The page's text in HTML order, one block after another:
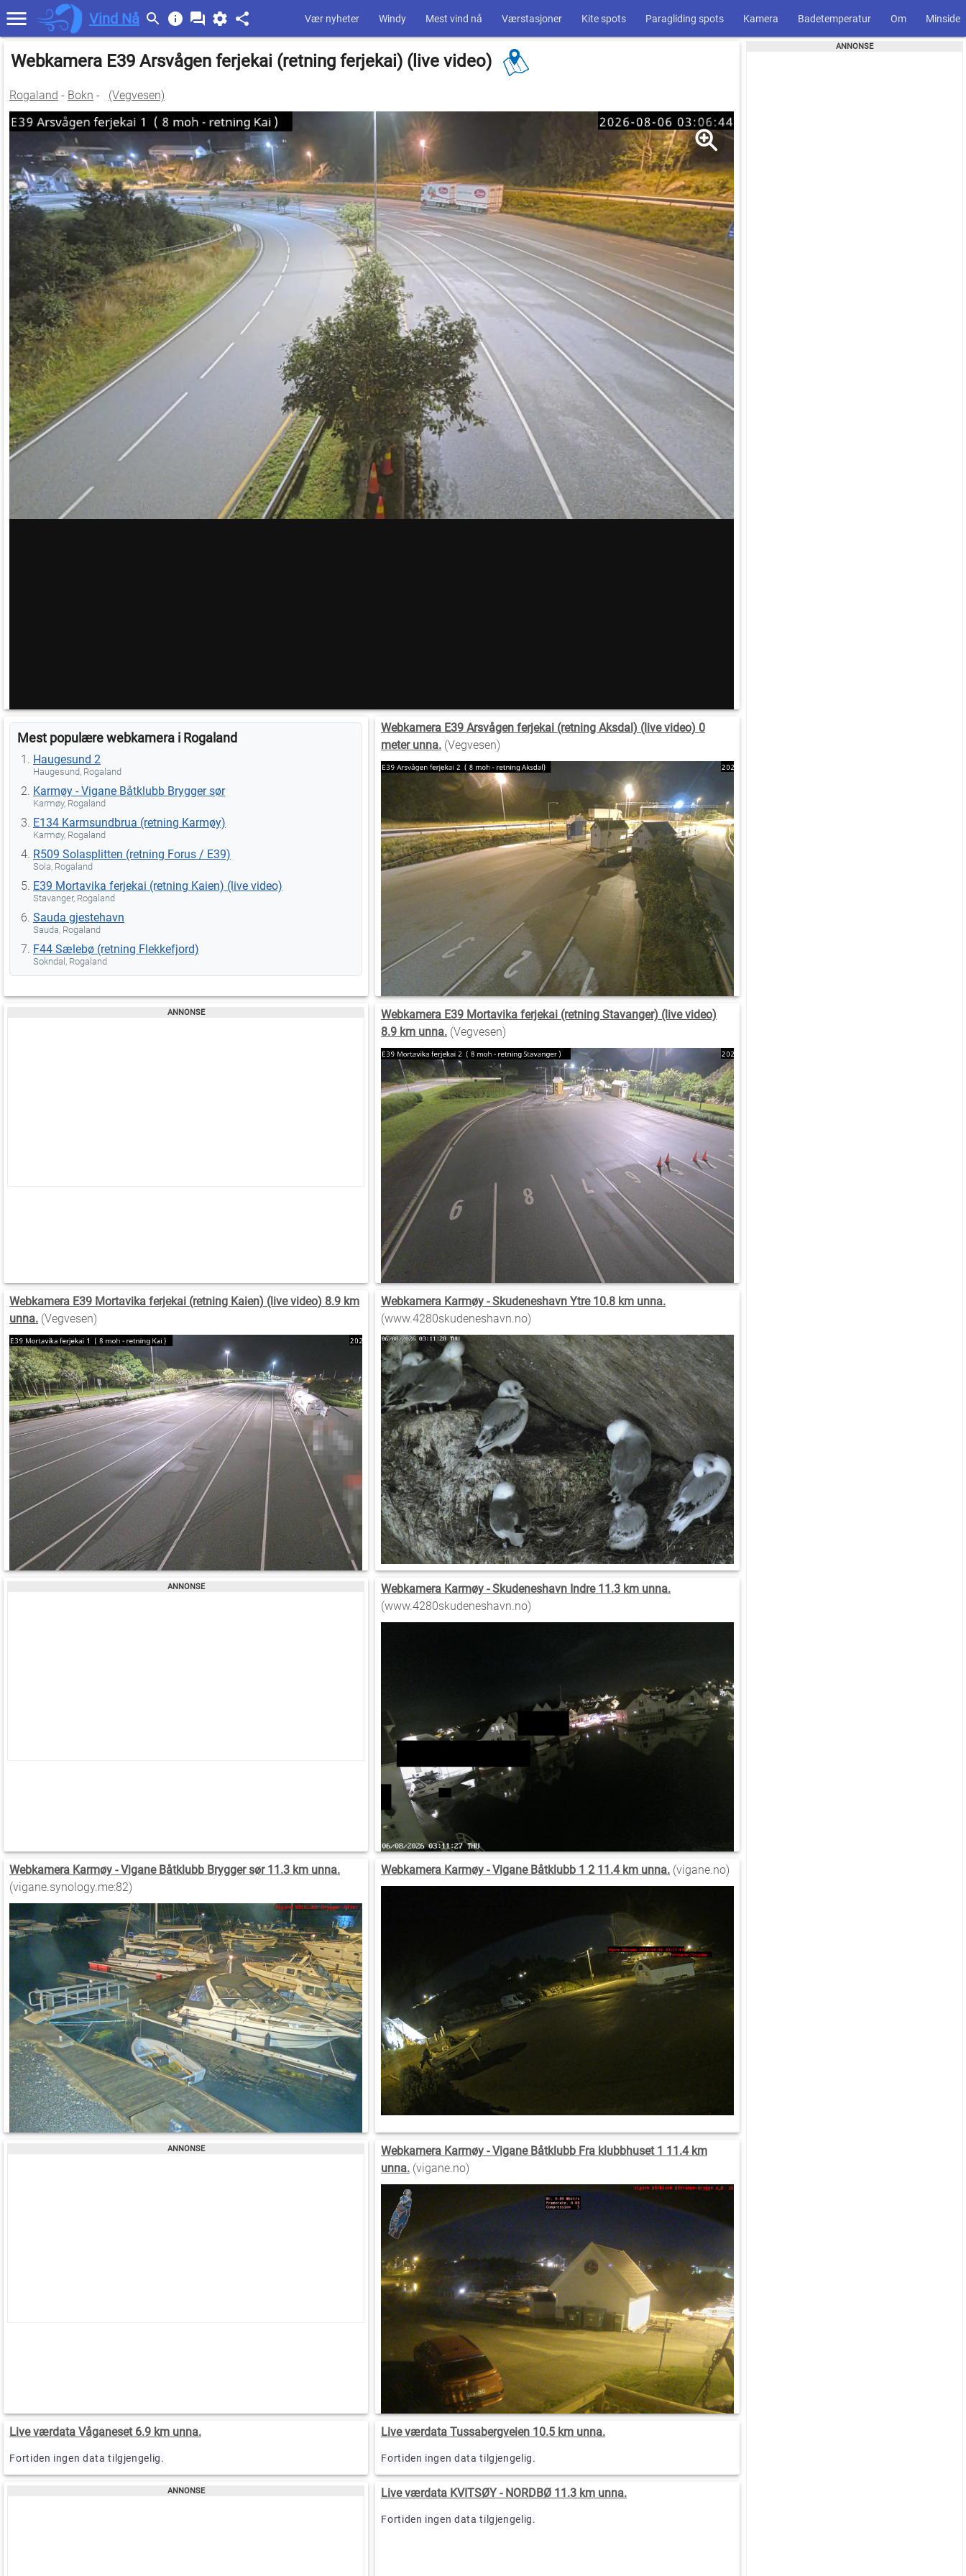
Vind Nå Vær nyheter Windy Mest vind nå Værstasjoner Kite spots Paragliding spots Kamera Badetemperatur Om Minside
Webkamera E39 Arsvågen ferjekai (retning ferjekai) (live video)
Rogaland - Bokn - (Vegvesen)
Mest populære webkamera i Rogaland
Haugesund 2
Haugesund, Rogaland
Karmøy - Vigane Båtklubb Brygger sør
Karmøy, Rogaland
E134 Karmsundbrua (retning Karmøy)
Karmøy, Rogaland
R509 Solasplitten (retning Forus / E39)
Sola, Rogaland
E39 Mortavika ferjekai (retning Kaien) (live video)
Stavanger, Rogaland
Sauda gjestehavn
Sauda, Rogaland
F44 Sælebø (retning Flekkefjord)
Sokndal, Rogaland
Webkamera E39 Arsvågen ferjekai (retning Aksdal) (live video) 0
meter unna. (Vegvesen)
Webkamera E39 Mortavika ferjekai (retning Stavanger) (live video)
8.9 km unna. (Vegvesen)
Webkamera E39 Mortavika ferjekai (retning Kaien) (live video) 8.9 km
unna. (Vegvesen)
Webkamera Karmøy - Skudeneshavn Ytre 10.8 km unna.
(www.4280skudeneshavn.no)
Webkamera Karmøy - Skudeneshavn Indre 11.3 km unna.
(www.4280skudeneshavn.no)
Webkamera Karmøy - Vigane Båtklubb Brygger sør 11.3 km unna.
(vigane.synology.me:82)
Webkamera Karmøy - Vigane Båtklubb 1 2 11.4 km unna. (vigane.no)
Webkamera Karmøy - Vigane Båtklubb Fra klubbhuset 1 11.4 km
unna. (vigane.no)
Live værdata Våganeset 6.9 km unna.
Fortiden ingen data tilgjengelig.
Live værdata Tussabergveien 10.5 km unna.
Fortiden ingen data tilgjengelig.
Live værdata KVITSØY - NORDBØ 11.3 km unna.
Fortiden ingen data tilgjengelig.